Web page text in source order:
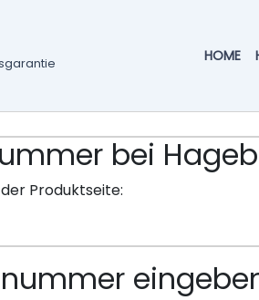
HOME
bei
Produktseite: